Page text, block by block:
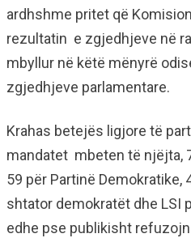
ardhshme pritet që
rezultatin e zgjedhjeve në
mbyllur në këtë mënyrë
zgjedhjeve parlamentare.
Krahas betejës ligjore të
mandatet mbeten të njëjta,
59 për Partinë Demokratike,
shtator demokratët dhe LSI
edhe pse publikisht